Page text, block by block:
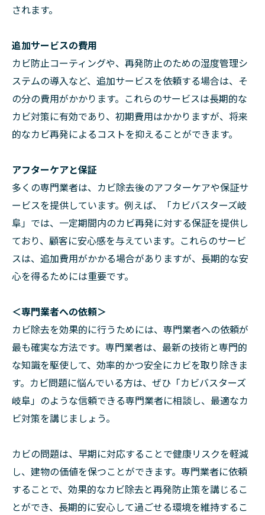
されます。
追加サービスの費用
カビ防止コーティングや、再発防止のための湿度管理シ
ステムの導入など、追加サービスを依頼する場合は、そ
の分の費用がかかります。これらのサービスは長期的な
カビ対策に有効であり、初期費用はかかりますが、将来
的なカビ再発によるコストを抑えることができます。
アフターケアと保証
多くの専門業者は、カビ除去後のアフターケアや保証サ
ービスを提供しています。例えば、「カビバスターズ岐
阜」では、一定期間内のカビ再発に対する保証を提供し
ており、顧客に安心感を与えています。これらのサービ
スは、追加費用がかかる場合がありますが、長期的な安
心を得るためには重要です。
＜専門業者への依頼＞
カビ除去を効果的に行うためには、専門業者への依頼が
最も確実な方法です。専門業者は、最新の技術と専門的
な知識を駆使して、効率的かつ安全にカビを取り除きま
す。カビ問題に悩んでいる方は、ぜひ「カビバスターズ
岐阜」のような信頼できる専門業者に相談し、最適なカ
ビ対策を講じましょう。
カビの問題は、早期に対応することで健康リスクを軽減
し、建物の価値を保つことができます。専門業者に依頼
することで、効果的なカビ除去と再発防止策を講じるこ
とができ、長期的に安心して過ごせる環境を維持するこ